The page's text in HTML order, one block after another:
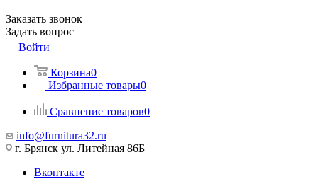
Заказать звонок
Задать вопрос
Войти
Корзина0
Избранные товары0
Сравнение товаров0
info@furnitura32.ru
г. Брянск ул. Литейная 86Б
Вконтакте